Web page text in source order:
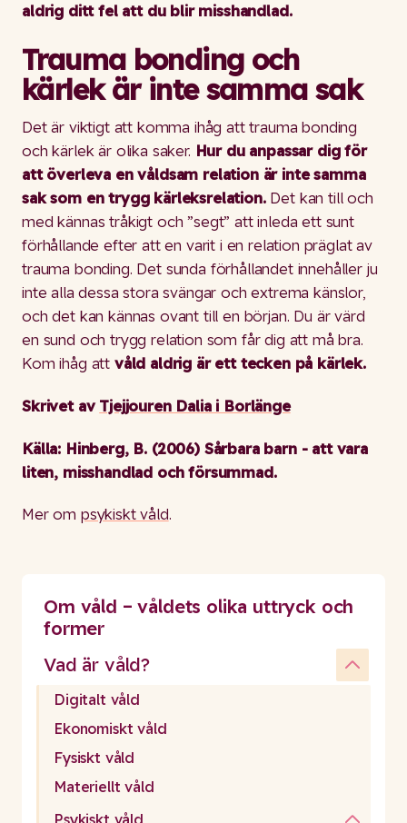
aldrig ditt fel att du blir misshandlad.
Trauma bonding och
kärlek är inte samma sak
Det är viktigt att komma ihåg att trauma bonding
och kärlek är olika saker. Hur du anpassar dig för
att överleva en våldsam relation är inte samma
sak som en trygg kärleksrelation. Det kan till och
med kännas tråkigt och ”segt” att inleda ett sunt
förhållande efter att en varit i en relation präglat av
trauma bonding. Det sunda förhållandet innehåller ju
inte alla dessa stora svängar och extrema känslor,
och det kan kännas ovant till en början. Du är värd
en sund och trygg relation som får dig att må bra.
Kom ihåg att våld aldrig är ett tecken på kärlek.
Skrivet avTjejjouren Dalia i Borlänge
Källa: Hinberg, B. (2006) Sårbara barn - att vara
liten, misshandlad och försummad.
Mer om psykiskt våld.
Om våld – våldets olika uttryck och
former
Vad är våld?
Digitalt våld
Ekonomiskt våld
Fysiskt våld
Materiellt våld
Psykiskt våld